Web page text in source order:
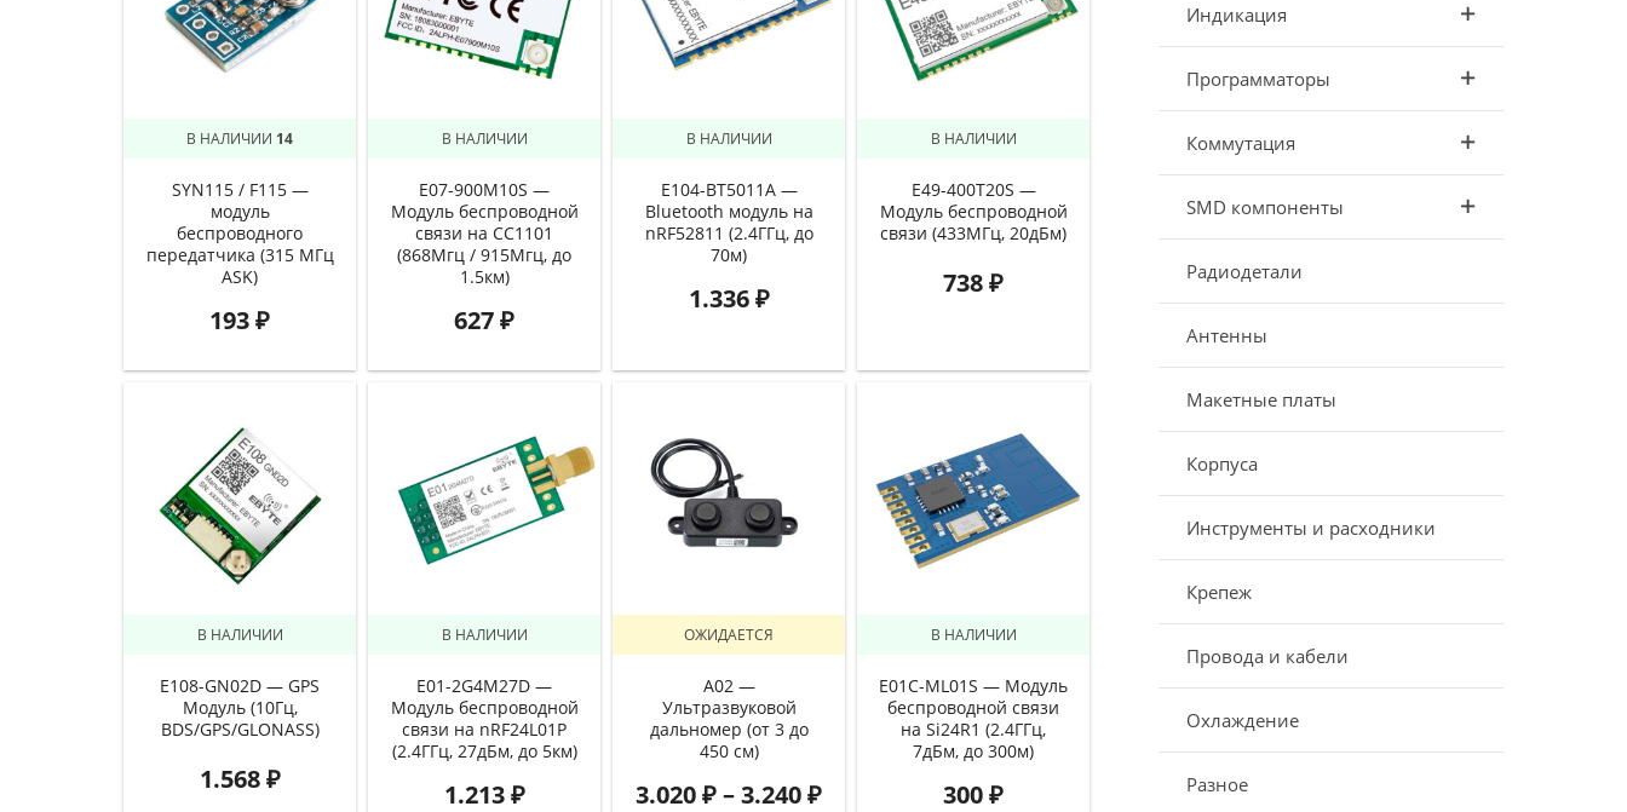
В НАЛИЧИИ 14
SYN115 / F115 —
модуль
беспроводного
передатчика (315 МГц
ASK)
193₽
В НАЛИЧИИ
E07-900M10S —
Модуль беспроводной
связи на CC1101
(868Мгц / 915Мгц, до
1.5км)
627₽
В НАЛИЧИИ
E104-BT5011A —
Bluetooth модуль на
nRF52811 (2.4ГГц, до
70м)
1.336₽
В НАЛИЧИИ
E49-400T20S —
Модуль беспроводной
связи (433МГц, 20дБм)
738₽
В НАЛИЧИИ
E108-GN02D — GPS
Модуль (10Гц,
BDS/GPS/GLONASS)
1.568₽
В НАЛИЧИИ
E01-2G4M27D —
Модуль беспроводной
связи на nRF24L01P
(2.4ГГц, 27дБм, до 5км)
1.213₽
ОЖИДАЕТСЯ
A02 —
Ультразвуковой
дальномер (от 3 до
450 см)
3.020₽–3.240₽
В НАЛИЧИИ
E01C-ML01S — Модуль
беспроводной связи
на Si24R1 (2.4ГГц,
7дБм, до 300м)
300₽
Индикация
Программаторы
Коммутация
SMD компоненты
Радиодетали
Антенны
Макетные платы
Корпуса
Инструменты и расходники
Крепеж
Провода и кабели
Охлаждение
Разное